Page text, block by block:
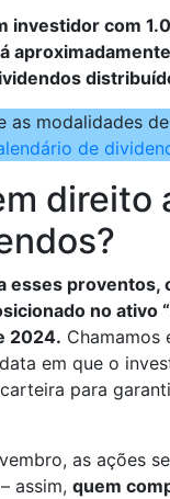
investidor com
as modalidades de
de
direito
esses proventos,
no ativo
2024. Chamamos
em que o
para
as ações
assim, quem